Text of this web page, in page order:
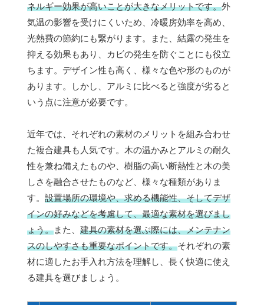
ネルギー効果が高いことが大きなメリットです。外
気温の影響を受けにくいため、冷暖房効率を高め、
光熱費の節約にも繋がります。また、結露の発生を
抑える効果もあり、カビの発生を防ぐことにも役立
ちます。デザイン性も高く、様々な色や形のものが
あります。しかし、アルミに比べると強度が劣ると
いう点に注意が必要です。
近年では、それぞれの素材のメリットを組み合わせ
た複合建具も人気です。木の温かみとアルミの耐久
性を兼ね備えたものや、樹脂の高い断熱性と木の美
しさを融合させたものなど、様々な種類がありま
す。 設置場所の環境や、求める機能性、そしてデザ
インの好みなどを考慮して、最適な素材を選びまし
ょう。また、 建具の素材を選ぶ際には、メンテナン
スのしやすさも重要なポイントです。それぞれの素
材に適したお手入れ方法を理解し、長く快適に使え
る建具を選びましょう。